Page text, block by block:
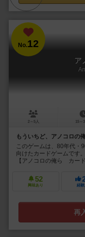
No.12
ア
2～5人 15～
もういちど、アノコロ
このゲームは、80年代・
向けたカードゲームです
【アノコロの俺ら カー
52
興味あり 経験
再